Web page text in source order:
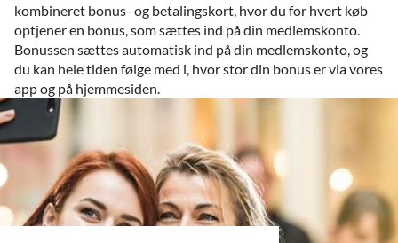
kombineret bonus- og betalingskort, hvor du for hvert køb
optjener en bonus, som sættes ind på din medlemskonto.
Bonussen sættes automatisk ind på din medlemskonto, og
du kan hele tiden følge med i, hvor stor din bonus er via vores
app og på hjemmesiden.